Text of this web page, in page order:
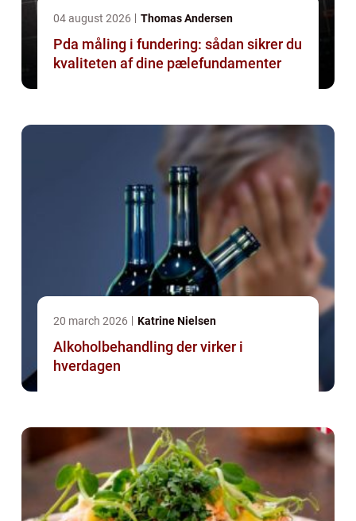
04 august 2026 Thomas Andersen
Pda måling i fundering: sådan sikrer du
kvaliteten af dine pælefundamenter
20 march 2026 Katrine Nielsen
Alkoholbehandling der virker i
hverdagen